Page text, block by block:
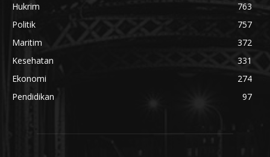
Hukrim
763
Politik
757
Maritim
372
Kesehatan
331
Ekonomi
274
Pendidikan
97